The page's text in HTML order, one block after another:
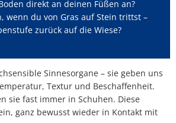
direkt an deinen Füßen an?
wenn du von Gras auf Stein trittst –
zurück auf die Wiese?
Sinnesorgane – sie geben uns
Textur und Beschaffenheit.
sie fast immer in Schuhen. Diese
ganz bewusst wieder in Kontakt mit